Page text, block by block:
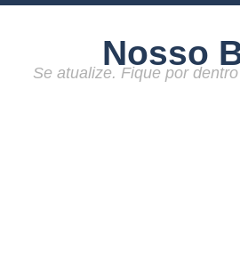
Nosso
Se atualize. Fique por